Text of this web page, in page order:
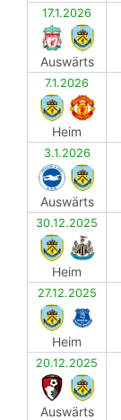
17.1.2026
Auswärts
7.1.2026
Heim
3.1.2026
Auswärts
30.12.2025
Heim
27.12.2025
Heim
20.12.2025
Auswärts